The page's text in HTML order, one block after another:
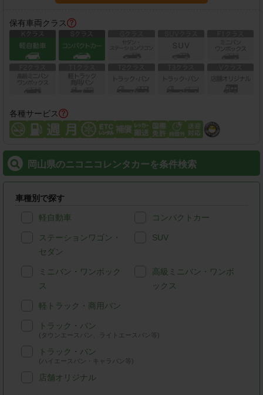
保有車両クラス
各種サービス
岡山県のニコニコレンタカーを条件検索
車種別で探す
軽自動車 コンパクトカー
ステーションワゴン・
セダン
SUV
ミニバン・ワンボック
ス
高級ミニバン・ワンボ
ックス
軽トラック・商用バン
トラック・バン
(タウンエースバン、ライトエースバン等)
トラック・バン
(ハイエースバン・キャラバン等)
店舗オリジナル